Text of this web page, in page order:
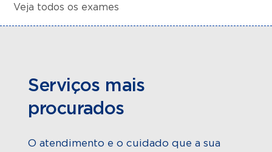
Veja todos os exames
Serviços mais
procurados
O atendimento e o cuidado que a sua